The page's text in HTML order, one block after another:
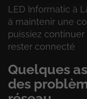
LED Informatic à
à maintenir une
puissiez
rester connecté
Quelques
des